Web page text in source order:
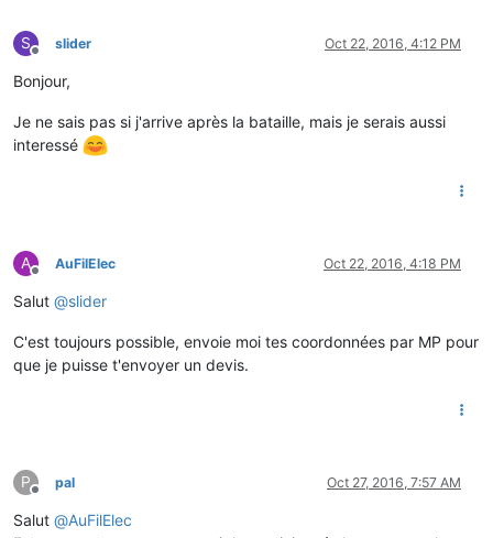
S
Offline
slider Oct 22, 2016, 4:12 PM
Bonjour,
Je ne sais pas si j'arrive après la bataille, mais je serais aussi
interessé
A
Offline
AuFilElec Oct 22, 2016, 4:18 PM
Salut @slider
C'est toujours possible, envoie moi tes coordonnées par MP pour
que je puisse t'envoyer un devis.
P
Offline
pal Oct 27, 2016, 7:57 AM
Salut @AuFilElec